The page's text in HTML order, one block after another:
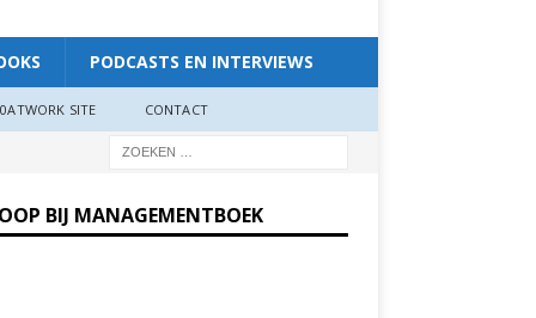
PODCASTS EN INTERVIEWS
SITE CONTACT
BIJ MANAGEMENTBOEK